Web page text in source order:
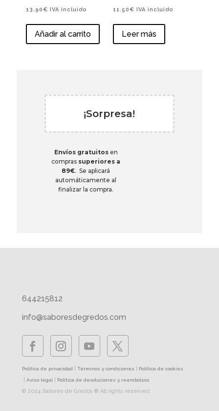
¡Sorpresa!
Envíos gratuitosen
compras superiores a
89€. Se aplicará
automáticamente al
finalizar la compra.
13.90 € IVA incluido
Añadir al carrito
11.50 € IVA incluido
Leer más
644215812
info@saboresdegredos.com
Política de privacidad Términos y condiciones Política de cookies
Aviso legal| Política de devoluciones y reembolsos
© 2024 Sabores de Gredos ® All rights reserved.